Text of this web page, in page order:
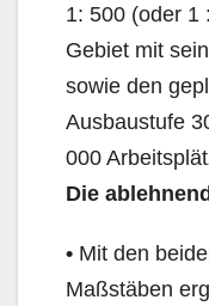
1: 500 (oder 1
Gebiet mit
sowie den
Ausbaustufe
000
Die
• Mit den
Maßstäben